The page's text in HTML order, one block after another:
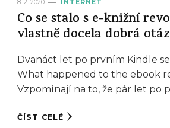
8. 2. 2020 INTERNET
Co se stalo s e-knižní
vlastně docela dobrá
Dvanáct let po prvním Kindle
What happened to the ebook
Vzpomínají na to, že pár let po
ČÍST CELÉ